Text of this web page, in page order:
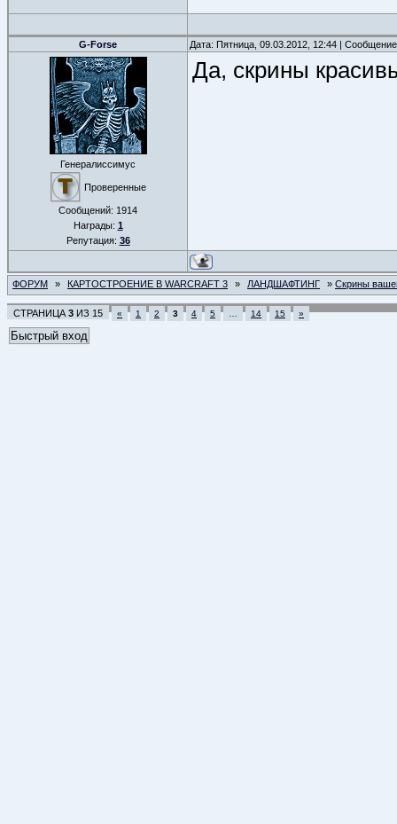
G-Forse Дата: Пятница, 09.03.2012, 12:44 |
Генералиссимус
Проверенные
Сообщений: 1914
Награды: 1
Репутация: 36
Да, скрины
ФОРУМ » КАРТОСТРОЕНИЕ В WARCRAFT 3 » ЛАНДШАФТИНГ » Скрины
СТРАНИЦА 3 ИЗ 15 « 1 2 3 4 5 14 15 »